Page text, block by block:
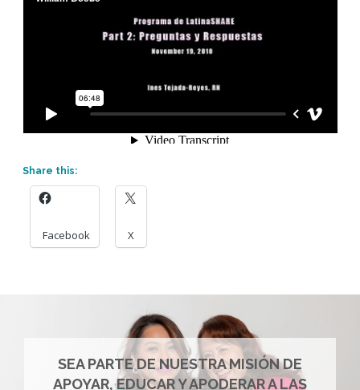
Share this:
Facebook X
SEA PARTE DE NUESTRA MISIÓN DE
APOYAR, EDUCAR Y APODERAR A LAS